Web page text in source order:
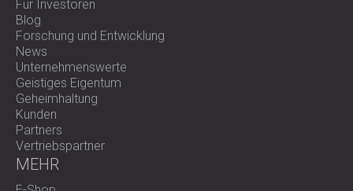
Für Investoren
Blog
Forschung und Entwicklung
News
Unternehmenswerte
Geistiges Eigentum
Geheimhaltung
Kunden
Partners
Vertriebspartner
MEHR